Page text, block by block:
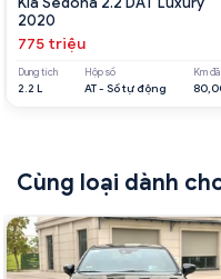
2020
775 triệu
Dung tích
2.2 L
Hộp số
AT - Số tự động
Km
Cùng loại dành